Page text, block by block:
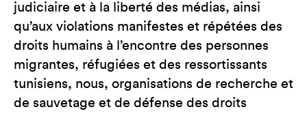
judiciaire et à la liberté des médias, ainsi
qu’aux violations manifestes et répétées des
droits humains à l’encontre des personnes
migrantes, réfugiées et des ressortissants
tunisiens, nous, organisations de recherche et
de sauvetage et de défense des droits